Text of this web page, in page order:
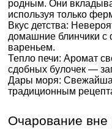
родным. Они
используя только
Вкус детства:
домашние блинчики с
вареньем.
Тепло печи: Аромат
сдобных булочек —
Дары моря:
традиционным
Очарование